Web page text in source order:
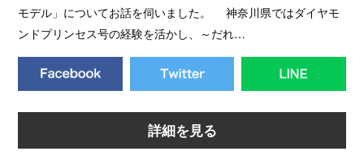
モデル」についてお話を伺いました。 神奈川県ではダイヤモ
ンドプリンセス号の経験を活かし、～だれ…
詳細を見る